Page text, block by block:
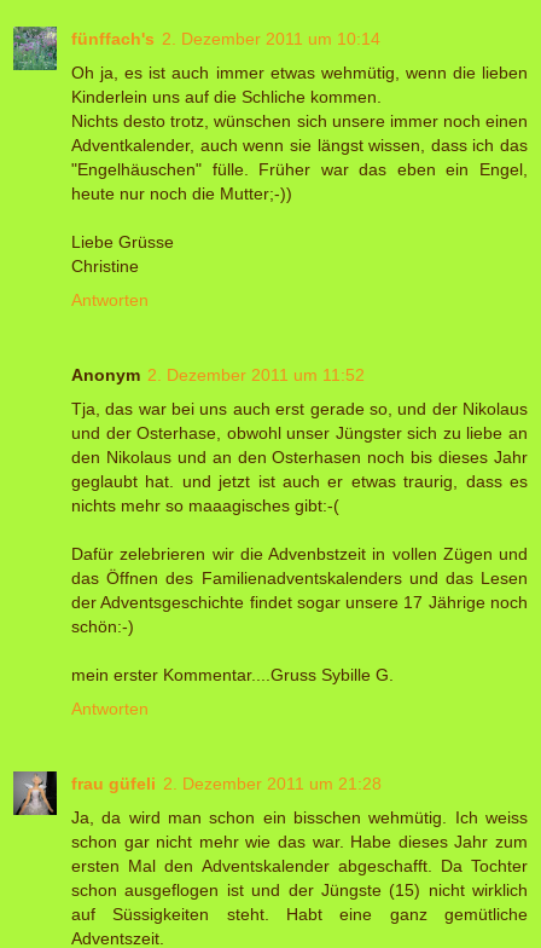
fünffach's 2. Dezember 2011 um 10:14
Oh ja, es ist auch immer etwas wehmütig, wenn die lieben
Kinderlein uns auf die Schliche kommen.
Nichts desto trotz, wünschen sich unsere immer noch einen
Adventkalender, auch wenn sie längst wissen, dass ich das
"Engelhäuschen" fülle. Früher war das eben ein Engel,
heute nur noch die Mutter;-))
Liebe Grüsse
Christine
Antworten
Anonym 2. Dezember 2011 um 11:52
Tja, das war bei uns auch erst gerade so, und der Nikolaus
und der Osterhase, obwohl unser Jüngster sich zu liebe an
den Nikolaus und an den Osterhasen noch bis dieses Jahr
geglaubt hat. und jetzt ist auch er etwas traurig, dass es
nichts mehr so maaagisches gibt:-(
Dafür zelebrieren wir die Advenbstzeit in vollen Zügen und
das Öffnen des Familienadventskalenders und das Lesen
der Adventsgeschichte findet sogar unsere 17 Jährige noch
schön:-)
mein erster Kommentar....Gruss Sybille G.
Antworten
frau güfeli 2. Dezember 2011 um 21:28
Ja, da wird man schon ein bisschen wehmütig. Ich weiss
schon gar nicht mehr wie das war. Habe dieses Jahr zum
ersten Mal den Adventskalender abgeschafft. Da Tochter
schon ausgeflogen ist und der Jüngste (15) nicht wirklich
auf Süssigkeiten steht. Habt eine ganz gemütliche
Adventszeit.